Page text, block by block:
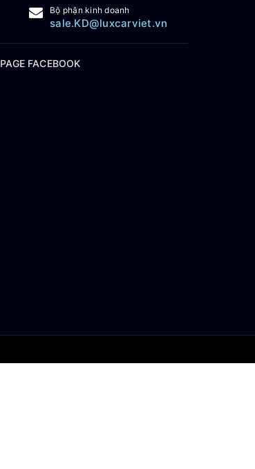
Bộ phận kinh doanh
sale.KD@luxcarviet.vn
PAGE FACEBOOK